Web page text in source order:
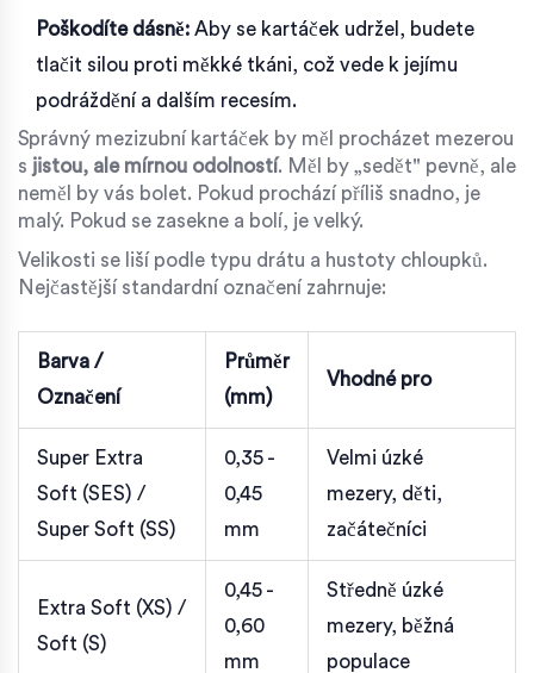
Poškodíte dásně: Aby se kartáček udržel, budete
tlačit silou proti měkké tkáni, což vede k jejímu
podráždění a dalším recesím.
Správný mezizubní kartáček by měl procházet mezerou
s jistou, ale mírnou odolností. Měl by „sedět" pevně, ale
neměl by vás bolet. Pokud prochází příliš snadno, je
malý. Pokud se zasekne a bolí, je velký.
Velikosti se liší podle typu drátu a hustoty chloupků.
Nejčastější standardní označení zahrnuje:
Barva /
Označení
Průměr
(mm)
Vhodné pro
Super Extra
Soft (SES) /
Super Soft (SS)
0,35 -
0,45
mm
Velmi úzké
mezery, děti,
začátečníci
Extra Soft (XS) /
Soft (S)
0,45 -
0,60
mm
Středně úzké
mezery, běžná
populace